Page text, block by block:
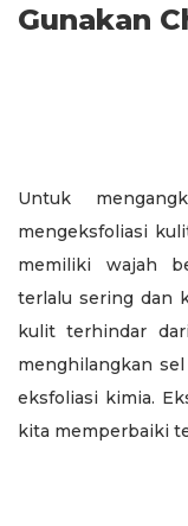
Gunakan
Untuk
mengeksfoliasi
memiliki wajah
terlalu sering dan
kulit terhindar
menghilangkan
eksfoliasi kimia.
kita memperbaiki